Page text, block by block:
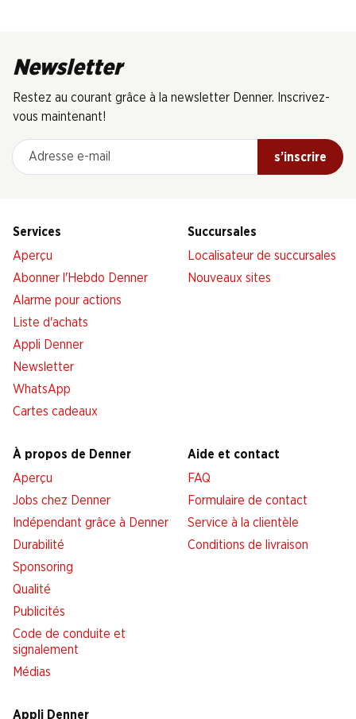
Newsletter
Restez au courant grâce à la newsletter Denner. Inscrivez-
vous maintenant!
Adresse e-mail
s’inscrire
Services
Aperçu
Abonner l'Hebdo Denner
Alarme pour actions
Liste d'achats
Appli Denner
Newsletter
WhatsApp
Cartes cadeaux
Succursales
Localisateur de succursales
Nouveaux sites
À propos de Denner
Aperçu
Jobs chez Denner
Indépendant grâce à Denner
Durabilité
Sponsoring
Qualité
Publicités
Code de conduite et
signalement
Médias
Aide et contact
FAQ
Formulaire de contact
Service à la clientèle
Conditions de livraison
Appli Denner